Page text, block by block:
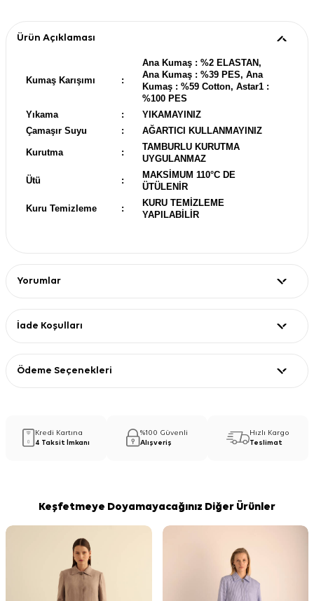
Ürün Açıklaması
Kumaş Karışımı :
Ana Kumaş : %2 ELASTAN,
Ana Kumaş : %39 PES, Ana
Kumaş : %59 Cotton, Astar1 :
%100 PES
Yıkama
:
YIKAMAYINIZ
Çamaşır Suyu
: AĞARTICI KULLANMAYINIZ
Kurutma :
TAMBURLU KURUTMA
UYGULANMAZ
Ütü :
MAKSİMUM 110°C DE
ÜTÜLENİR
Kuru Temizleme :
KURU TEMİZLEME
YAPILABİLİR
Yorumlar
İade Koşulları
Ödeme Seçenekleri
Kredi Kartına
4 Taksit İmkanı
%100 Güvenli
Alışveriş
Hızlı Kargo
Teslimat
Keşfetmeye Doyamayacağınız Diğer Ürünler